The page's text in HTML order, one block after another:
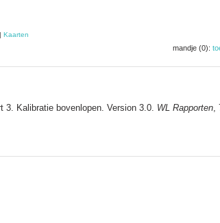
| Kaarten
mandje (0):
3. Kalibratie bovenlopen. Version 3.0. WL Rapporten